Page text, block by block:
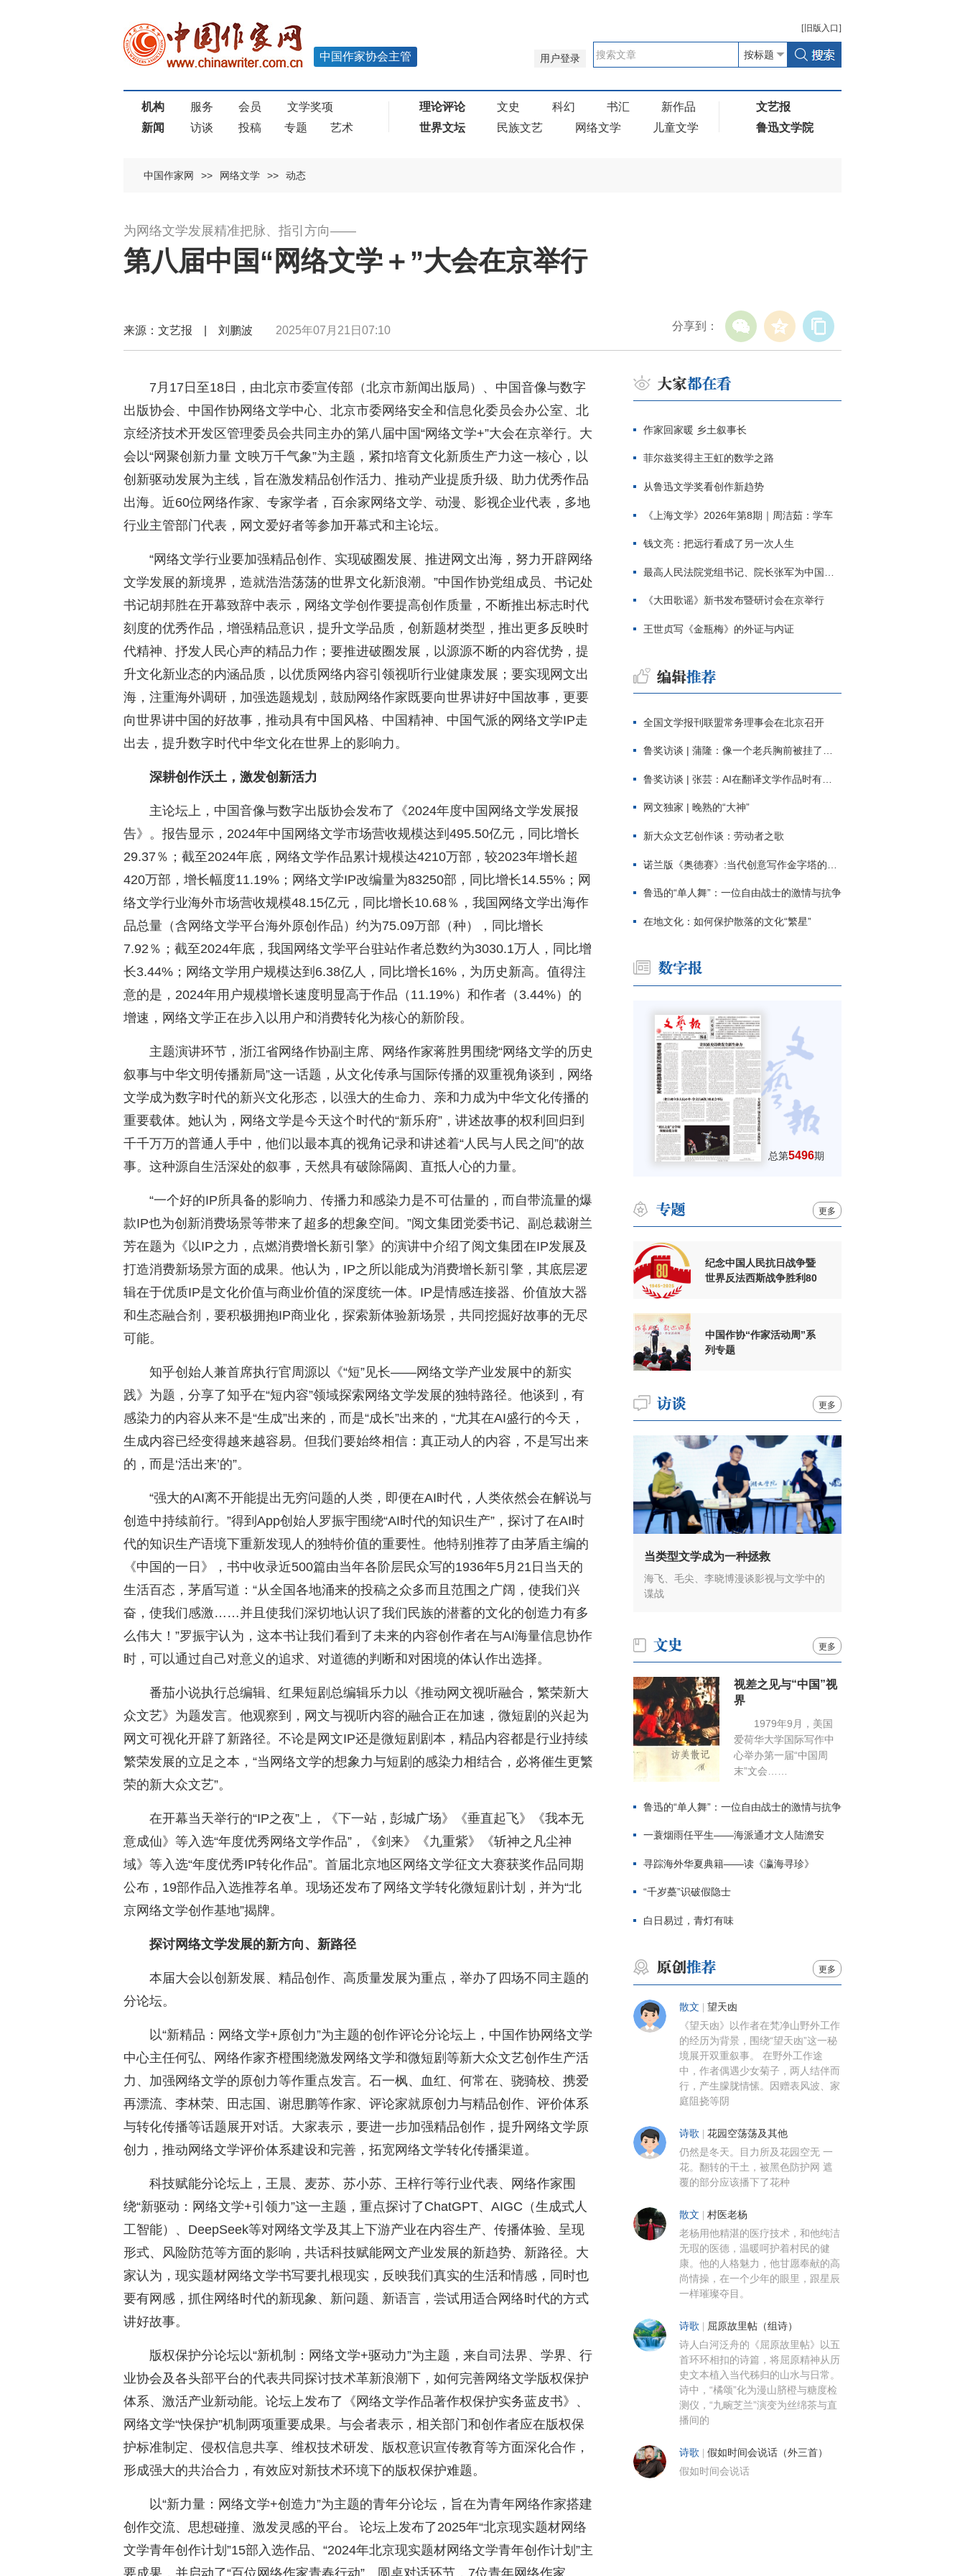
[ 旧版 入口]
用户登录
中国作家协会主管
机构 服务 会员
文学奖项
新闻
访谈 投稿 专题 艺术
理论评论 文史 科幻 书汇
新作品
世界文坛
民族文艺 网络文学 儿童文学
文艺报
鲁迅文学院
中国作家网 >> 网络文学 >> 动态
为网络文学发展精准把脉、指引方向——
第八届中国“网络文学＋”大会在京举行
分享到：
来源：文艺报 | 刘鹏波 2025年07月21日07:10
7月17日至18日，由北京市委宣传部（北京市新闻出版局）、中国音像与数字
出版协会、中国作协网络文学中心、北京市委网络安全和信息化委员会办公室、北
京经济技术开发区管理委员会共同主办的第八届中国“网络文学+”大会在京举行。大
会以“网聚创新力量 文映万千气象”为主题，紧扣培育文化新质生产力这一核心，以
创新驱动发展为主线，旨在激发精品创作活力、推动产业提质升级、助力优秀作品
出海。近60位网络作家、专家学者，百余家网络文学、动漫、影视企业代表，多地
行业主管部门代表，网文爱好者等参加开幕式和主论坛。
“网络文学行业要加强精品创作、实现破圈发展、推进网文出海，努力开辟网络
文学发展的新境界，造就浩浩荡荡的世界文化新浪潮。”中国作协党组成员、书记处
书记胡邦胜在开幕致辞中表示，网络文学创作要提高创作质量，不断推出标志时代
刻度的优秀作品，增强精品意识，提升文学品质，创新题材类型，推出更多反映时
代精神、抒发人民心声的精品力作；要推进破圈发展，以源源不断的内容优势，提
升文化新业态的内涵品质，以优质网络内容引领视听行业健康发展；要实现网文出
海，注重海外调研，加强选题规划，鼓励网络作家既要向世界讲好中国故事，更要
向世界讲中国的好故事，推动具有中国风格、中国精神、中国气派的网络文学IP走
出去，提升数字时代中华文化在世界上的影响力。
深耕创作沃土，激发创新活力
主论坛上，中国音像与数字出版协会发布了《2024年度中国网络文学发展报
告》。报告显示，2024年中国网络文学市场营收规模达到495.50亿元，同比增长
29.37％；截至2024年底，网络文学作品累计规模达4210万部，较2023年增长超
420万部，增长幅度11.19%；网络文学IP改编量为83250部，同比增长14.55%；网
络文学行业海外市场营收规模48.15亿元，同比增长10.68％，我国网络文学出海作
品总量（含网络文学平台海外原创作品）约为75.09万部（种），同比增长
7.92％；截至2024年底，我国网络文学平台驻站作者总数约为3030.1万人，同比增
长3.44%；网络文学用户规模达到6.38亿人，同比增长16%，为历史新高。值得注
意的是，2024年用户规模增长速度明显高于作品（11.19%）和作者（3.44%）的
增速，网络文学正在步入以用户和消费转化为核心的新阶段。
主题演讲环节，浙江省网络作协副主席、网络作家蒋胜男围绕“网络文学的历史
叙事与中华文明传播新局”这一话题，从文化传承与国际传播的双重视角谈到，网络
文学成为数字时代的新兴文化形态，以强大的生命力、亲和力成为中华文化传播的
重要载体。她认为，网络文学是今天这个时代的“新乐府”，讲述故事的权利回归到
千千万万的普通人手中，他们以最本真的视角记录和讲述着“人民与人民之间”的故
事。这种源自生活深处的叙事，天然具有破除隔阂、直抵人心的力量。
“一个好的IP所具备的影响力、传播力和感染力是不可估量的，而自带流量的爆
款IP也为创新消费场景等带来了超多的想象空间。”阅文集团党委书记、副总裁谢兰
芳在题为《以IP之力，点燃消费增长新引擎》的演讲中介绍了阅文集团在IP发展及
打造消费新场景方面的成果。他认为，IP之所以能成为消费增长新引擎，其底层逻
辑在于优质IP是文化价值与商业价值的深度统一体。IP是情感连接器、价值放大器
和生态融合剂，要积极拥抱IP商业化，探索新体验新场景，共同挖掘好故事的无尽
可能。
知乎创始人兼首席执行官周源以《“短”见长——网络文学产业发展中的新实
践》为题，分享了知乎在“短内容”领域探索网络文学发展的独特路径。他谈到，有
感染力的内容从来不是“生成”出来的，而是“成长”出来的，“尤其在AI盛行的今天，
生成内容已经变得越来越容易。但我们要始终相信：真正动人的内容，不是写出来
的，而是‘活出来’的”。
“强大的AI离不开能提出无穷问题的人类，即便在AI时代，人类依然会在解说与
创造中持续前行。”得到App创始人罗振宇围绕“AI时代的知识生产”，探讨了在AI时
代的知识生产语境下重新发现人的独特价值的重要性。他特别推荐了由茅盾主编的
《中国的一日》，书中收录近500篇由当年各阶层民众写的1936年5月21日当天的
生活百态，茅盾写道：“从全国各地涌来的投稿之众多而且范围之广阔，使我们兴
奋，使我们感激……并且使我们深切地认识了我们民族的潜蓄的文化的创造力有多
么伟大！”罗振宇认为，这本书让我们看到了未来的内容创作者在与AI海量信息协作
时，可以通过自己对意义的追求、对道德的判断和对困境的体认作出选择。
番茄小说执行总编辑、红果短剧总编辑乐力以《推动网文视听融合，繁荣新大
众文艺》为题发言。他观察到，网文与视听内容的融合正在加速，微短剧的兴起为
网文可视化开辟了新路径。不论是网文IP还是微短剧剧本，精品内容都是行业持续
繁荣发展的立足之本，“当网络文学的想象力与短剧的感染力相结合，必将催生更繁
荣的新大众文艺”。
在开幕当天举行的“IP之夜”上，《下一站，彭城广场》《垂直起飞》《我本无
意成仙》等入选“年度优秀网络文学作品”，《剑来》《九重紫》《斩神之凡尘神
域》等入选“年度优秀IP转化作品”。首届北京地区网络文学征文大赛获奖作品同期
公布，19部作品入选推荐名单。现场还发布了网络文学转化微短剧计划，并为“北
京网络文学创作基地”揭牌。
探讨网络文学发展的新方向、新路径
本届大会以创新发展、精品创作、高质量发展为重点，举办了四场不同主题的
分论坛。
以“新精品：网络文学+原创力”为主题的创作评论分论坛上，中国作协网络文学
中心主任何弘、网络作家齐橙围绕激发网络文学和微短剧等新大众文艺创作生产活
力、加强网络文学的原创力等作重点发言。石一枫、血红、何常在、骁骑校、携爱
再漂流、李林荣、田志国、谢思鹏等作家、评论家就原创力与精品创作、评价体系
与转化传播等话题展开对话。大家表示，要进一步加强精品创作，提升网络文学原
创力，推动网络文学评价体系建设和完善，拓宽网络文学转化传播渠道。
科技赋能分论坛上，王晨、麦苏、苏小苏、王梓行等行业代表、网络作家围
绕“新驱动：网络文学+引领力”这一主题，重点探讨了ChatGPT、AIGC（生成式人
工智能）、DeepSeek等对网络文学及其上下游产业在内容生产、传播体验、呈现
形式、风险防范等方面的影响，共话科技赋能网文产业发展的新趋势、新路径。大
家认为，现实题材网络文学书写要扎根现实，反映我们真实的生活和情感，同时也
要有网感，抓住网络时代的新现象、新问题、新语言，尝试用适合网络时代的方式
讲好故事。
版权保护分论坛以“新机制：网络文学+驱动力”为主题，来自司法界、学界、行
业协会及各头部平台的代表共同探讨技术革新浪潮下，如何完善网络文学版权保护
体系、激活产业新动能。论坛上发布了《网络文学作品著作权保护实务蓝皮书》、
网络文学“快保护”机制两项重要成果。与会者表示，相关部门和创作者应在版权保
护标准制定、侵权信息共享、维权技术研发、版权意识宣传教育等方面深化合作，
形成强大的共治合力，有效应对新技术环境下的版权保护难题。
以“新力量：网络文学+创造力”为主题的青年分论坛，旨在为青年网络作家搭建
创作交流、思想碰撞、激发灵感的平台。 论坛上发布了2025年“北京现实题材网络
文学青年创作计划”15部入选作品、“2024年北京现实题材网络文学青年创作计划”主
要成果，并启动了“百位网络作家青春行动”。圆桌对话环节，7位青年网络作家
作家回家暖 乡土叙事长
菲尔兹奖得主王虹的数学之路
从鲁迅文学奖看创作新趋势
《上海文学》2026年第8期｜周洁茹：学车
钱文亮：把远行看成了另一次人生
最高人民法院党组书记、院长张军为中国作协干部大讲堂授课
《大田歌谣》新书发布暨研讨会在京举行
王世贞写《金瓶梅》的外证与内证
全国文学报刊联盟常务理事会在北京召开
鲁奖访谈 | 蒲隆：像一个老兵胸前被挂了一枚“红色英勇勋章”
鲁奖访谈 | 张芸：AI在翻译文学作品时有明显局限
网文独家 | 晚熟的“大神”
新大众文艺创作谈：劳动者之歌
诺兰版《奥德赛》:当代创意写作金字塔的宏伟与平庸
鲁迅的“单人舞”：一位自由战士的激情与抗争
在地文化：如何保护散落的文化“繁星”
总第5496期
更多
纪念中国人民抗日战争暨
世界反法西斯战争胜利80
中国作协“作家活动周”系
列专题
更多
当类型文学成为一种拯救
海飞、毛尖、李晓博漫谈影视与文学中的
谍战
更多
视差之见与“中国”视
界
1979年9月，美国
爱荷华大学国际写作中
心举办第一届“中国周
末”文会……
鲁迅的“单人舞”：一位自由战士的激情与抗争
一蓑烟雨任平生——海派通才文人陆澹安
寻踪海外华夏典籍——读《瀛海寻珍》
“千岁蘽”识破假隐士
白日易过，青灯有味
更多
散文 望天凼
《望天凼》以作者在梵净山野外工作
的经历为背景，围绕“望天凼”这一秘
境展开双重叙事。 在野外工作途
中，作者偶遇少女菊子，两人结伴而
行，产生朦胧情愫。因赠表风波、家
庭阻挠等阴
诗歌 花园空荡荡及其他
仍然是冬天。目力所及花园空无 一
花。翻转的干土，被黑色防护网 遮
覆的部分应该播下了花种
散文 村医老杨
老杨用他精湛的医疗技术，和他纯洁
无瑕的医德，温暖呵护着村民的健
康。他的人格魅力，他甘愿奉献的高
尚情操，在一个少年的眼里，跟星辰
一样璀璨夺目。
诗歌 屈原故里帖（组诗）
诗人白河泛舟的《屈原故里帖》以五
首环环相扣的诗篇，将屈原精神从历
史文本植入当代秭归的山水与日常。
诗中，“橘颂”化为漫山脐橙与糖度检
测仪，“九畹芝兰”演变为丝绵茶与直
播间的
诗歌 假如时间会说话（外三首）
假如时间会说话